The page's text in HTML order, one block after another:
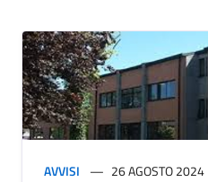
AVVISI 26 AGOSTO 2024